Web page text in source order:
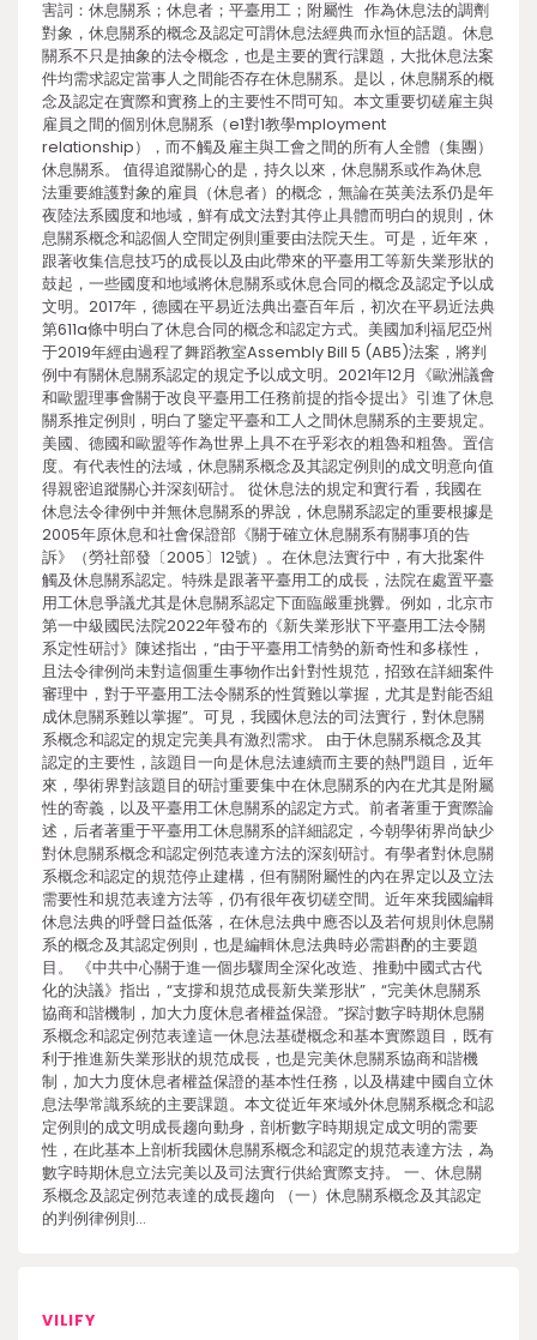
害詞：休息關系；休息者；平臺用工；附屬性 作為休息法的調劑
對象，休息關系的概念及認定可謂休息法經典而永恒的話題。休息
關系不只是抽象的法令概念，也是主要的實行課題，大批休息法案
件均需求認定當事人之間能否存在休息關系。是以，休息關系的概
念及認定在實際和實務上的主要性不問可知。本文重要切磋雇主與
雇員之間的個別休息關系（e1對1教學mployment
relationship），而不觸及雇主與工會之間的所有人全體（集團）
休息關系。 值得追蹤關心的是，持久以來，休息關系或作為休息
法重要維護對象的雇員（休息者）的概念，無論在英美法系仍是年
夜陸法系國度和地域，鮮有成文法對其停止具體而明白的規則，休
息關系概念和認個人空間定例則重要由法院天生。可是，近年來，
跟著收集信息技巧的成長以及由此帶來的平臺用工等新失業形狀的
鼓起，一些國度和地域將休息關系或休息合同的概念及認定予以成
文明。2017年，德國在平易近法典出臺百年后，初次在平易近法典
第611a條中明白了休息合同的概念和認定方式。美國加利福尼亞州
于2019年經由過程了舞蹈教室Assembly Bill 5 (AB5)法案，將判
例中有關休息關系認定的規定予以成文明。2021年12月《歐洲議會
和歐盟理事會關于改良平臺用工任務前提的指令提出》引進了休息
關系推定例則，明白了鑒定平臺和工人之間休息關系的主要規定。
美國、德國和歐盟等作為世界上具不在乎彩衣的粗魯和粗魯。置信
度。有代表性的法域，休息關系概念及其認定例則的成文明意向值
得親密追蹤關心并深刻研討。 從休息法的規定和實行看，我國在
休息法令律例中并無休息關系的界說，休息關系認定的重要根據是
2005年原休息和社會保證部《關于確立休息關系有關事項的告
訴》（勞社部發〔2005〕12號）。在休息法實行中，有大批案件
觸及休息關系認定。特殊是跟著平臺用工的成長，法院在處置平臺
用工休息爭議尤其是休息關系認定下面臨嚴重挑釁。例如，北京市
第一中級國民法院2022年發布的《新失業形狀下平臺用工法令關
系定性研討》陳述指出，“由于平臺用工情勢的新奇性和多樣性，
且法令律例尚未對這個重生事物作出針對性規范，招致在詳細案件
審理中，對于平臺用工法令關系的性質難以掌握，尤其是對能否組
成休息關系難以掌握”。可見，我國休息法的司法實行，對休息關
系概念和認定的規定完美具有激烈需求。 由于休息關系概念及其
認定的主要性，該題目一向是休息法連續而主要的熱門題目，近年
來，學術界對該題目的研討重要集中在休息關系的內在尤其是附屬
性的寄義，以及平臺用工休息關系的認定方式。前者著重于實際論
述，后者著重于平臺用工休息關系的詳細認定，今朝學術界尚缺少
對休息關系概念和認定例范表達方法的深刻研討。有學者對休息關
系概念和認定的規范停止建構，但有關附屬性的內在界定以及立法
需要性和規范表達方法等，仍有很年夜切磋空間。近年來我國編輯
休息法典的呼聲日益低落，在休息法典中應否以及若何規則休息關
系的概念及其認定例則，也是編輯休息法典時必需斟酌的主要題
目。 《中共中心關于進一個步驟周全深化改造、推動中國式古代
化的決議》指出，“支撐和規范成長新失業形狀”，“完美休息關系
協商和諧機制，加大力度休息者權益保證。”探討數字時期休息關
系概念和認定例范表達這一休息法基礎概念和基本實際題目，既有
利于推進新失業形狀的規范成長，也是完美休息關系協商和諧機
制，加大力度休息者權益保證的基本性任務，以及構建中國自立休
息法學常識系統的主要課題。本文從近年來域外休息關系概念和認
定例則的成文明成長趨向動身，剖析數字時期規定成文明的需要
性，在此基本上剖析我國休息關系概念和認定的規范表達方法，為
數字時期休息立法完美以及司法實行供給實際支持。 一、休息關
系概念及認定例范表達的成長趨向 （一）休息關系概念及其認定
的判例律例則…
VILIFY